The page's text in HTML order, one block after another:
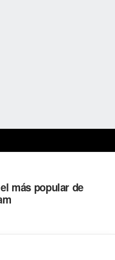
más popular de